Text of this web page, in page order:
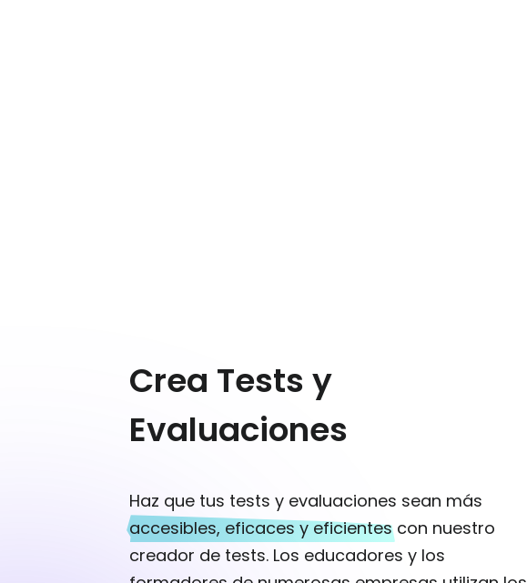
Crea Tests y
Evaluaciones
Haz que tus tests y evaluaciones sean más
accesibles, eficaces y eficientescon nuestro
creador de tests. Los educadores y los